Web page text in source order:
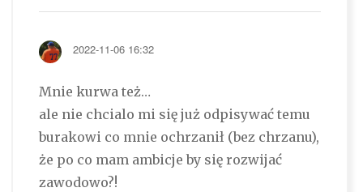
2022-11-06 16:32
Mnie kurwa też…
ale nie chcialo mi się już odpisywać temu
burakowi co mnie ochrzanił (bez chrzanu),
że po co mam ambicje by się rozwijać
zawodowo?!